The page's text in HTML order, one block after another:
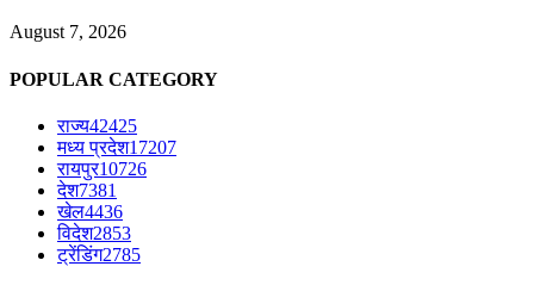
August 7, 2026
POPULAR CATEGORY
राज्य42425
मध्य प्रदेश17207
रायपुर10726
देश7381
खेल4436
विदेश2853
ट्रेंडिंग2785